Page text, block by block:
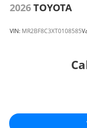
2026TOYOTA
VIN: MR2BF8C3XT0108585